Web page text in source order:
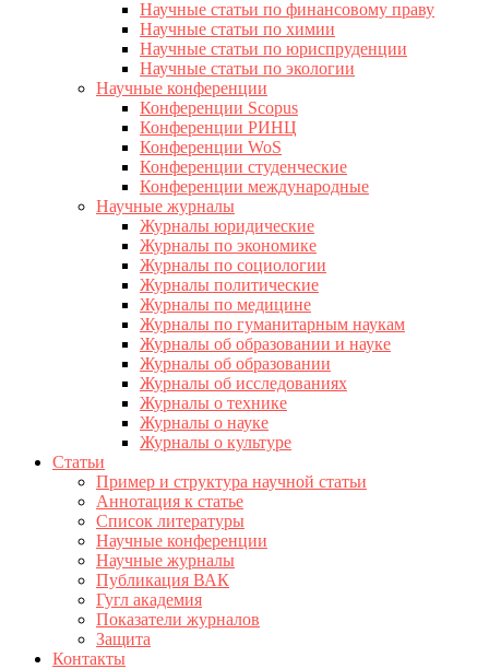
Научные статьи по финансовому праву
Научные статьи по химии
Научные статьи по юриспруденции
Научные статьи по экологии
Научные конференции
Конференции Scopus
Конференции РИНЦ
Конференции WoS
Конференции студенческие
Конференции международные
Научные журналы
Журналы юридические
Журналы по экономике
Журналы по социологии
Журналы политические
Журналы по медицине
Журналы по гуманитарным наукам
Журналы об образовании и науке
Журналы об образовании
Журналы об исследованиях
Журналы о технике
Журналы о науке
Журналы о культуре
Статьи
Пример и структура научной статьи
Аннотация к статье
Список литературы
Научные конференции
Научные журналы
Публикация ВАК
Гугл академия
Показатели журналов
Защита
Контакты